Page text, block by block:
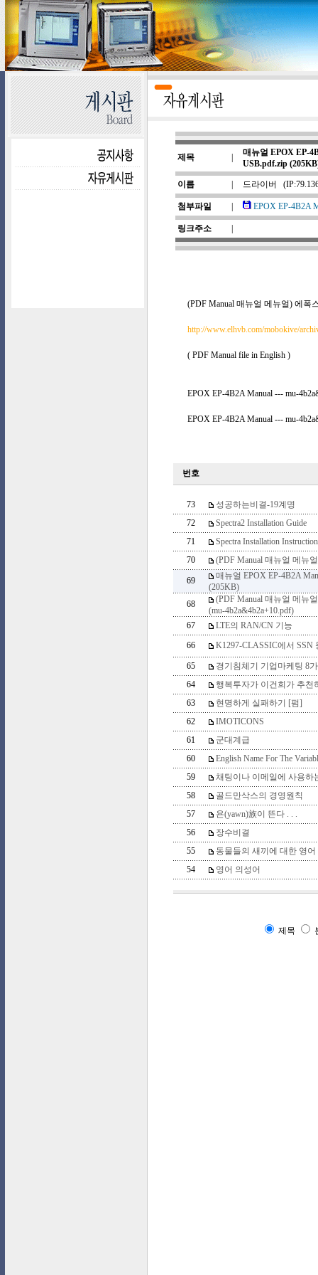
제목
매뉴얼 EPOX EP-
USB.pdf.zip
이름 드라이버
첨부파일 EPOX EP-4B2A
링크주소
(PDF Manual 매뉴얼 메뉴얼) 에폭
http://www.elhvb.com/mobokive/
( PDF Manual file in English )
EPOX EP-4B2A Manual --- mu-
EPOX EP-4B2A Manual --- mu-
번호
73
성공하는비결-19계명
72
Spectra2 Installation Guide
71
Spectra Installation Instruction
70
(PDF Manual 매뉴얼 메뉴
69
매뉴얼 EPOX EP-4B2A
(205KB)
68
(PDF Manual 매뉴얼 메뉴
(mu-4b2a&4b2a+10.pdf)
67
LTE의 RAN/CN 기능
66
K1297-CLASSIC에서 SSN
65
경기침체기 기업마케팅 8
64
행복투자가 이건희가 추천
63
현명하게 실패하기 [펌]
62
IMOTICONS
61
군대계급
60
English Name For The
59
채팅이나 이메일에 사용하
58
골드만삭스의 경영원칙
57
욘(yawn)族이 뜬다 . . .
56
장수비결
55
동물들의 새끼에 대한 영어
54
영어 의성어
제목